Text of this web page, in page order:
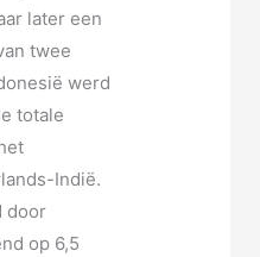
later een
twee
werd
totale
Indië.
door
op 6,5